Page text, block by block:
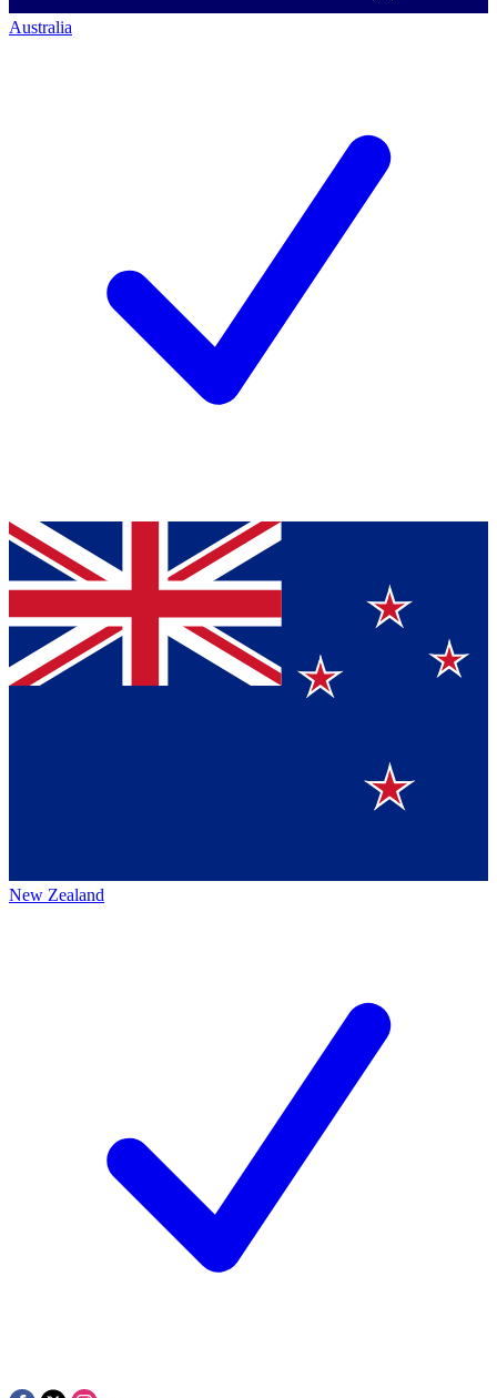
Australia
New Zealand